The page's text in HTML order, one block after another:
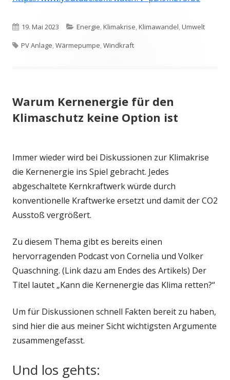
Veröffentlicht
am
19. Mai 2023 Kategorien
Energie,Klimakrise,Klimawandel,Umwelt
Schlagwörter
PV Anlage,Wärmepumpe,Windkraft
Warum Kernenergie für den
Klimaschutz keine Option ist
Immer wieder wird bei Diskussionen zur Klimakrise
die Kernenergie ins Spiel gebracht. Jedes
abgeschaltete Kernkraftwerk würde durch
konventionelle Kraftwerke ersetzt und damit der CO2
Ausstoß vergrößert.
Zu diesem Thema gibt es bereits einen
hervorragenden Podcast von Cornelia und Volker
Quaschning. (Link dazu am Endes des Artikels) Der
Titel lautet „Kann die Kernenergie das Klima retten?“
Um für Diskussionen schnell Fakten bereit zu haben,
sind hier die aus meiner Sicht wichtigsten Argumente
zusammengefasst.
Und los gehts: